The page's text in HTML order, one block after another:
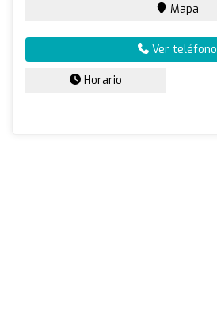
Mapa
Ver teléfono
Horario